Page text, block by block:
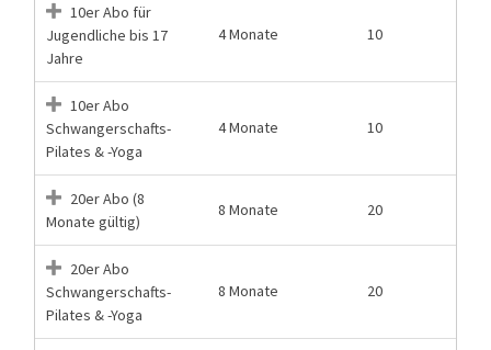
10er Abo für
Jugendliche bis 17
Jahre
4 Monate 10
10er Abo
Schwangerschafts-
Pilates & -Yoga
4 Monate 10
20er Abo (8
Monate gültig)
8 Monate 20
20er Abo
Schwangerschafts-
Pilates & -Yoga
8 Monate 20